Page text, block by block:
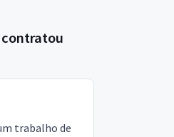
trabalho de